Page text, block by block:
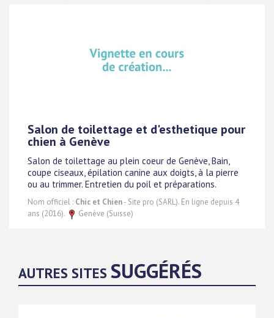
Salon de toilettage et d'esthetique pour
chien à Genève
Salon de toilettage au plein coeur de Genève, Bain,
coupe ciseaux, épilation canine aux doigts, à la pierre
ou au trimmer. Entretien du poil et préparations.
Nom officiel : Chic et Chien- Site pro (SARL). En ligne depuis 4
ans (2016).
Genève (Suisse)
AUTRES SITES SUGGÉRÉS